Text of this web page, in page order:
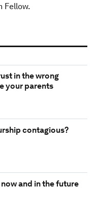
Fellow.
in the wrong
your parents
contagious?
and in the future